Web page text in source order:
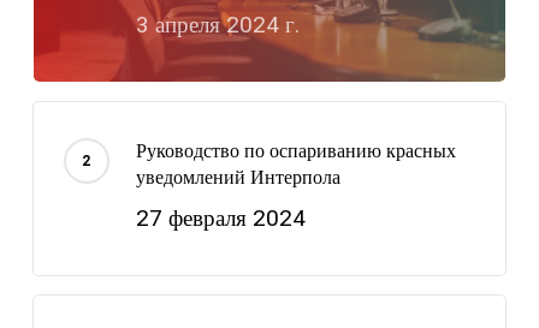
3 апреля 2024 г.
Руководство по оспариванию красных
уведомлений Интерпола
27 февраля 2024